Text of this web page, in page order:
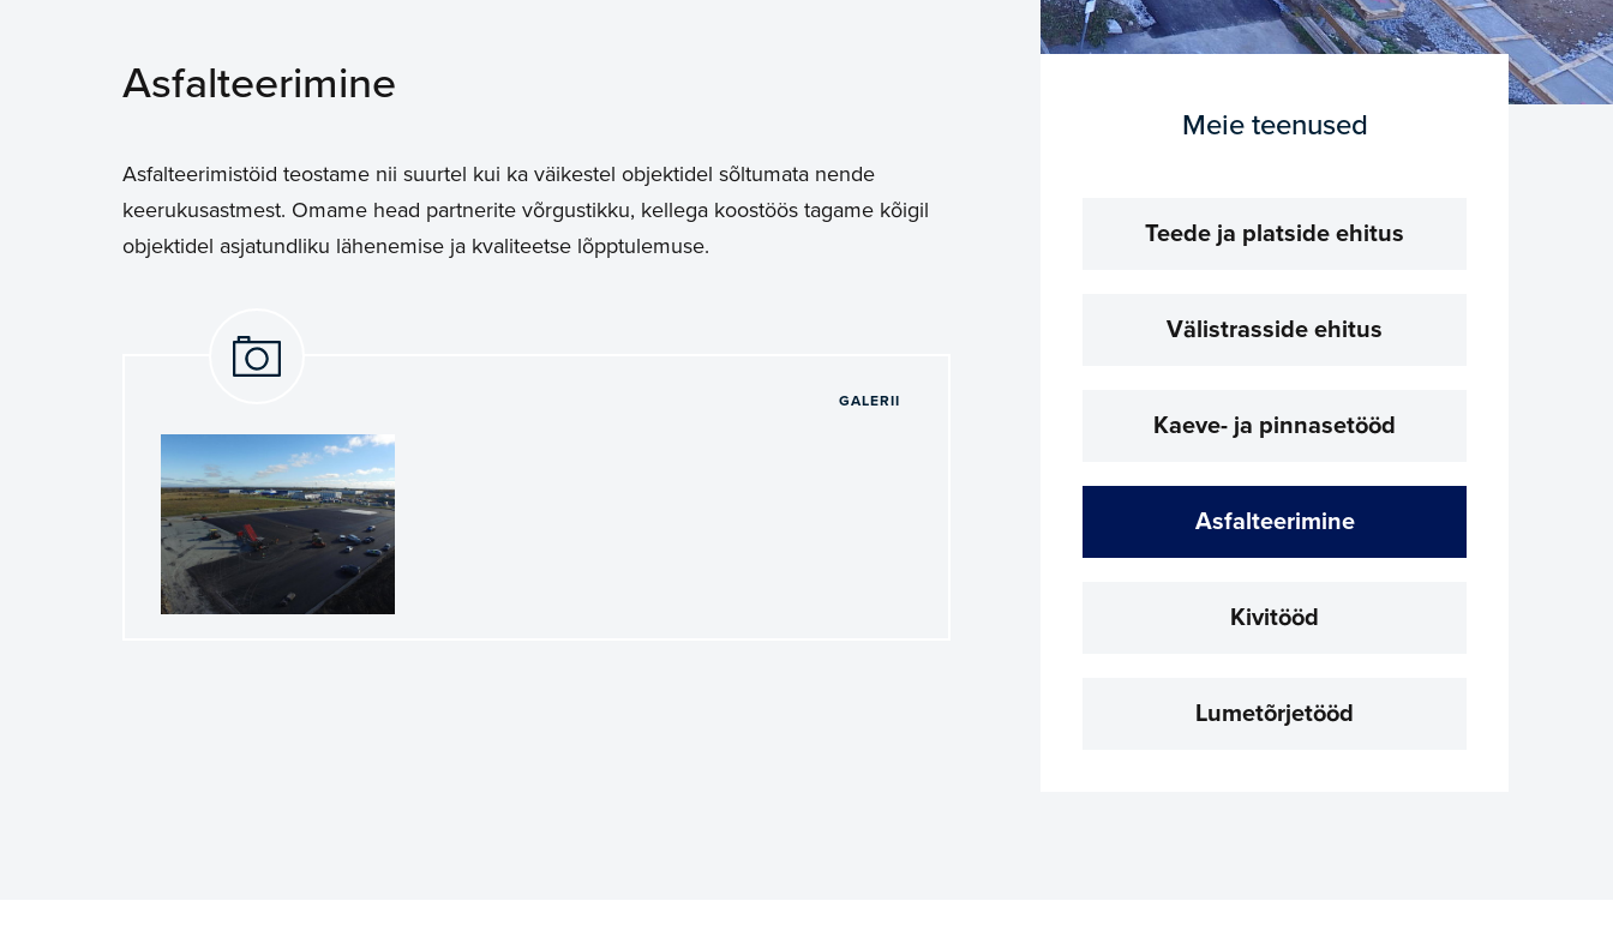
Asfalteerimine
Asfalteerimistöid teostame nii suurtel kui ka väikestel objektidel sõltumata nende
keerukusastmest. Omame head partnerite võrgustikku, kellega koostöös tagame kõigil
objektidel asjatundliku lähenemise ja kvaliteetse lõpptulemuse.
GALERII
Meie teenused
Teede ja platside ehitus
Välistrasside ehitus
Kaeve- ja pinnasetööd
Asfalteerimine
Kivitööd
Lumetõrjetööd